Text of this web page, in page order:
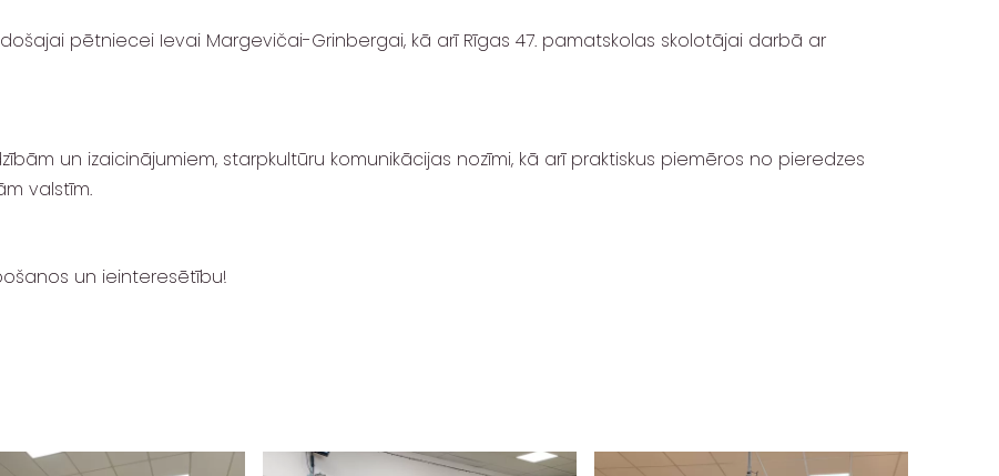
pētniecei Ievai Margevičai-Grinbergai, kā arī Rīgas 47. pamatskolas skolotājai darbā ar
un izaicinājumiem, starpkultūru komunikācijas nozīmi, kā arī praktiskus piemēros no pieredzes
valstīm.
un ieinteresētību!